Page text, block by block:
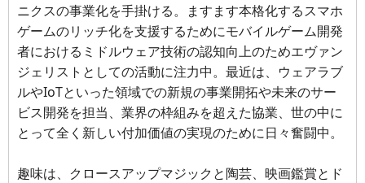
ニクスの事業化を手掛ける。ますます本格化するスマホ
ゲームのリッチ化を支援するためにモバイルゲーム開発
者におけるミドルウェア技術の認知向上のためエヴァン
ジェリストとしての活動に注力中。最近は、ウェアラブ
ルやIoTといった領域での新規の事業開拓や未来のサー
ビス開発を担当、業界の枠組みを超えた協業、世の中に
とって全く新しい付加価値の実現のために日々奮闘中。
趣味は、クロースアップマジックと陶芸、映画鑑賞とド